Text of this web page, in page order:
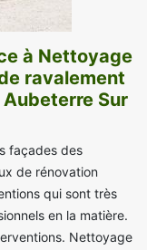
à Nettoyage
ravalement
Sur
façades des
de rénovation
qui sont très
en la matière.
Nettoyage